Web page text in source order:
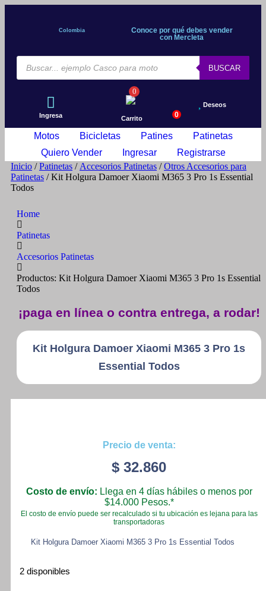
Colombia
Conoce por qué debes vender
con Mercleta
BUSCAR
Ingresa
0
Carrito
Deseos
0
Motos Bicicletas Patines
Patinetas
Quiero Vender
Ingresar
Registrarse
Inicio /Patinetas / Accesorios Patinetas /Otros Accesorios para
Patinetas / Kit Holgura Damoer Xiaomi M365 3 Pro 1s Essential
Todos
Home
Patinetas
Accesorios Patinetas
Productos: Kit Holgura Damoer Xiaomi M365 3 Pro 1s Essential
Todos
¡paga en línea o contra entrega, a rodar!
Kit Holgura Damoer Xiaomi M365 3 Pro 1s
Essential Todos
Precio de venta:
$ 32.860
Costo de envío: Llega en 4 días hábiles o menos por
$14.000 Pesos.*
El costo de envío puede ser recalculado si tu ubicación es lejana para las
transportadoras
Kit Holgura Damoer Xiaomi M365 3 Pro 1s Essential Todos
2 disponibles